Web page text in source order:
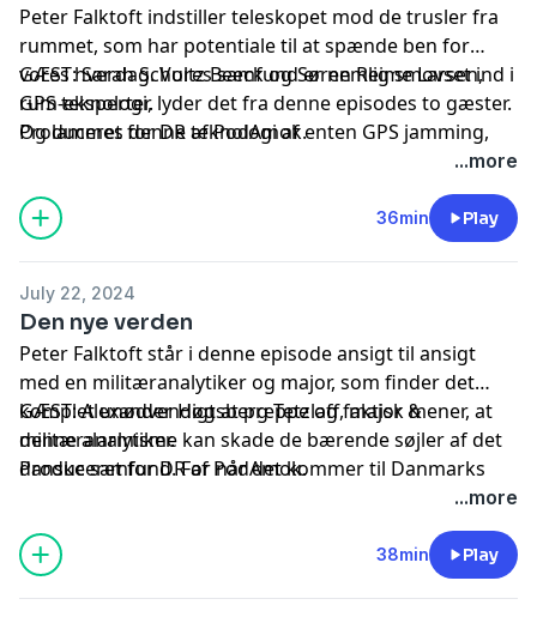
Peter Falktoft indstiller teleskopet mod de trusler fra
rummet, som har potentiale til at spænde ben for
vores hverdag. Vores samfund er nemlig smovset ind i
GPS teknologi, lyder det fra denne episodes to gæster.
Og lammes denne teknologi af enten GPS jamming,
GPS Spoofing eller en solstorm, så kan det potentielt
påvirke alt fra rutefly, vores mobilkommunikation
samt betalingssystemer. Og hvad gør man så?
GÆST: Sarah Schultz Beeck og Søren Reime Larsen,
rum-eksperter.
Produceret for DR af PodAmok.
...more
36min Play
July 22, 2024
Den nye verden
Peter Falktoft står i denne episode ansigt til ansigt
med en militæranalytiker og major, som finder det
komplet unødvendigt at preppe og faktisk mener, at
denne alarmisme kan skade de bærende søjler af det
danske samfund. For når det kommer til Danmarks
konserves og udstyr, som kommer til at bære os
igennem en krise.
GÆST: Alexander Høgsberg Tetzlaff, major &
militæranalytiker.
Produceret for DR af PodAmok.
...more
38min Play